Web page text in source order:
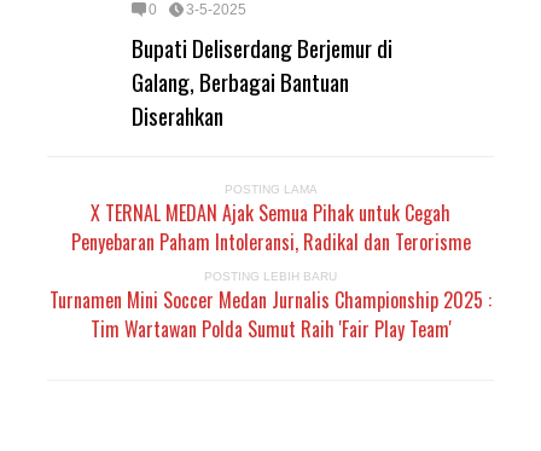
0 3-5-2025
Bupati Deliserdang Berjemur di
Galang, Berbagai Bantuan
Diserahkan
POSTING LAMA
X TERNAL MEDAN Ajak Semua Pihak untuk Cegah
Penyebaran Paham Intoleransi, Radikal dan Terorisme
POSTING LEBIH BARU
Turnamen Mini Soccer Medan Jurnalis Championship 2025 :
Tim Wartawan Polda Sumut Raih 'Fair Play Team'